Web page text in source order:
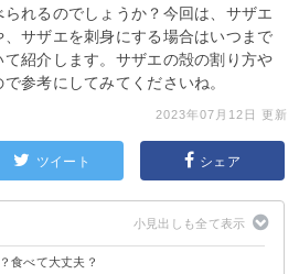
れるのでしょうか？今回は、サザエ
サザエを刺身にする場合はいつまで
紹介します。サザエの殻の割り方や
参考にしてみてくださいね。
2023年07月12日 更新
ツイート シェア
食べて大丈夫？